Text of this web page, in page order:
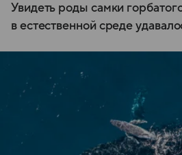
Увидеть роды самки
в естественной среде